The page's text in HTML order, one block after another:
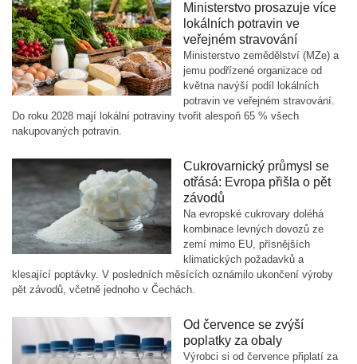
Ministerstvo prosazuje více
lokálních potravin ve
veřejném stravování
Ministerstvo zemědělství (MZe) a
jemu podřízené organizace od
května navýší podíl lokálních
potravin ve veřejném stravování.
Do roku 2028 mají lokální potraviny tvořit alespoň 65 % všech
nakupovaných potravin.
Cukrovarnický průmysl se
otřásá: Evropa přišla o pět
závodů
Na evropské cukrovary doléhá
kombinace levných dovozů ze
zemí mimo EU, přísnějších
klimatických požadavků a
klesající poptávky. V posledních měsících oznámilo ukončení výroby
pět závodů, včetně jednoho v Čechách.
Od července se zvýší
poplatky za obaly
Výrobci si od července připlatí za